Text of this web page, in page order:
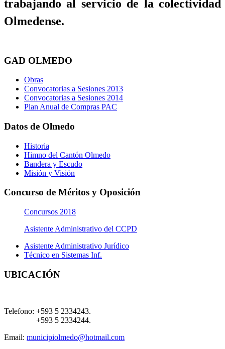
trabajando al servicio de la colectividad
Olmedense.
GAD OLMEDO
Obras
Convocatorias a Sesiones 2013
Convocatorias a Sesiones 2014
Plan Anual de Compras PAC
Datos de Olmedo
Historia
Himno del Cantón Olmedo
Bandera y Escudo
Misión y Visión
Concurso de Méritos y Oposición
Concursos 2018
Asistente Administrativo del CCPD
Asistente Administrativo Jurídico
Técnico en Sistemas Inf.
UBICACIÓN
Telefono: +593 5 2334243.
+593 5 2334244.
Email: municipiolmedo@hotmail.com